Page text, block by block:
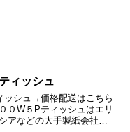
ィッシュ
ッシュ→価格配送はこちら
０W５Pティッシュはエリ
アなどの大手製紙会社の